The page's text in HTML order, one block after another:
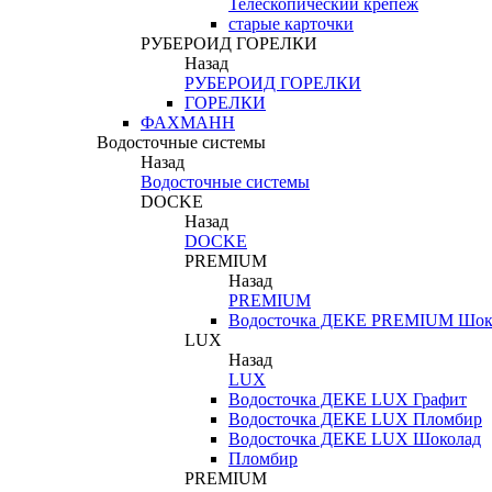
старые карточки
РУБЕРОИД ГОРЕЛКИ
Назад
РУБЕРОИД ГОРЕЛКИ
ГОРЕЛКИ
ФАХМАНН
Водосточные системы
Назад
Водосточные системы
DOCKE
Назад
DOCKE
PREMIUM
Назад
PREMIUM
Водосточка ДЕКЕ PREMIUM
LUX
Назад
LUX
Водосточка ДЕКЕ LUX Графит
Водосточка ДЕКЕ LUX Пломбир
Водосточка ДЕКЕ LUX Шоколад
Пломбир
PREMIUM